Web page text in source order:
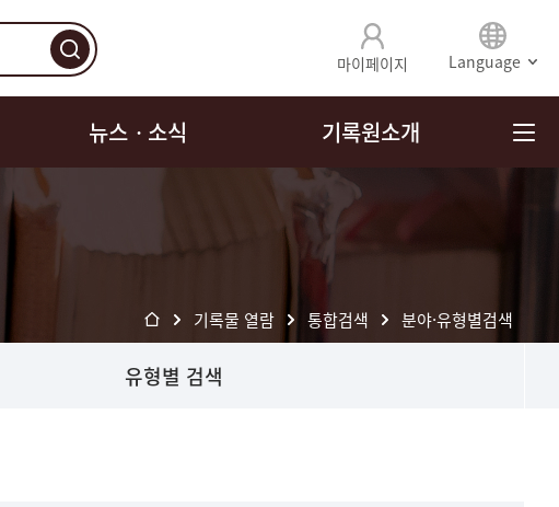
마이페이지 Language
뉴스ㆍ소식 기록원소개
기록물 열람 통합검색 분야·유형별검색
유형별 검색